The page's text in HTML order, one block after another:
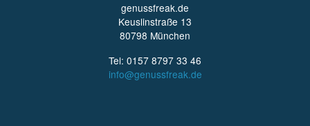
genussfreak.de
Keuslinstraße 13
80798 München
Tel: 0157 8797 33 46
info@genussfreak.de